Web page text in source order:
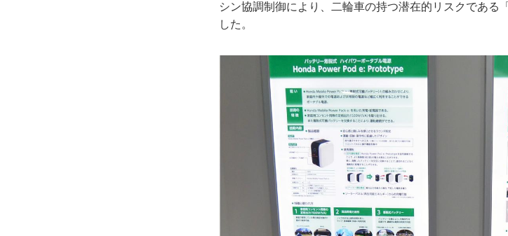
シン協調制御により、二輪車の持つ潜在的リスクであ
した。